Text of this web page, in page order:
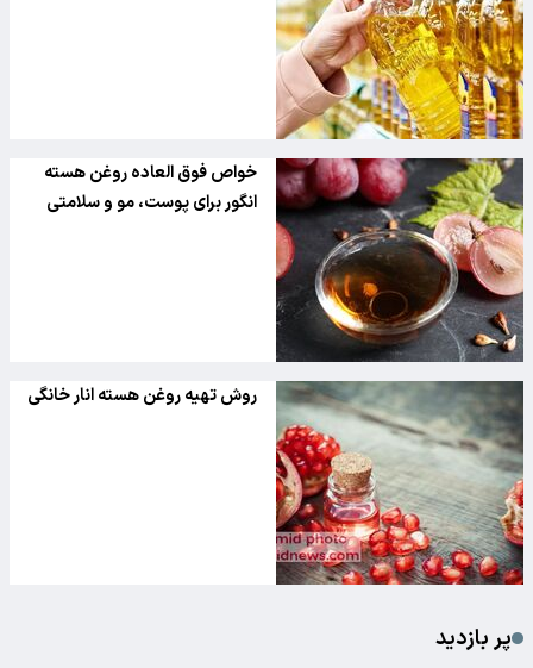
خواص فوق العاده روغن هسته
انگور برای پوست، مو و سلامتی
روش تهیه روغن هسته انار خانگی
پر بازدید